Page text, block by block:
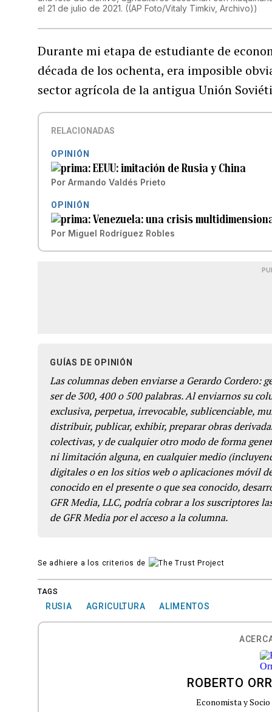
el 21 de julio de 2021. ((AP Foto/Vitaly Timkiv, Archivo))
Durante mi etapa de estudiante de
década de los ochenta, era imposible
sector agrícola de la antigua Unión
RELACIONADAS
OPINIÓN
EEUU: imitación de Rusia y China
Por Armando Valdés Prieto
OPINIÓN
Venezuela: una crisis
Por Miguel Rodríguez Robles
GUÍAS DE OPINIÓN
Las columnas deben enviarse a Gerardo Cordero:
ser de 300, 400 o 500 palabras. Al enviarnos su
exclusiva, perpetua, irrevocable, sublicenciable,
distribuir, publicar, exhibir, preparar obras
colectivas, y de cualquier otro modo de forma
ni limitación alguna, en cualquier medio
digitales o en los sitios web o aplicaciones móvil
conocido en el presente o que sea conocido,
GFR Media, LLC, podría cobrar a los suscriptores
de GFR Media por el acceso a la columna.
Se adhiere a los criterios de
TAGS
RUSIA AGRICULTURA ALIMENTOS
ROBERTO
Economista y